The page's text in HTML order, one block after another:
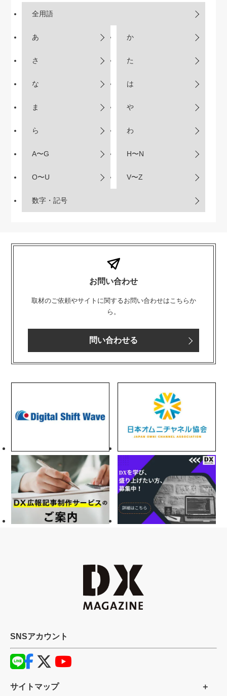
全用語
あ か
さ た
な は
ま や
ら わ
A〜G H〜N
O〜U V〜Z
数字・記号
お問い合わせ
取材のご依頼やサイトに関するお問い合わせはこちらか
ら。
問い合わせる
SNSアカウント
サイトマップ